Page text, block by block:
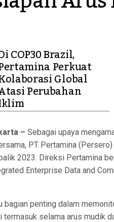
COP30 Brazil,
Perkuat
Global
Perubahan
– Sebagai upaya
PT Pertamina
2023. Direksi Pertamina
Enterprise Data and
bagian penting dalam
termasuk selama arus mudik